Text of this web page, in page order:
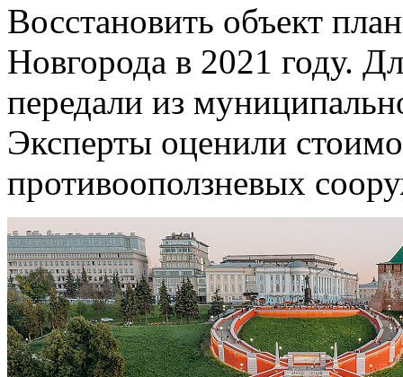
Восстановить объект
Новгорода в 2021 году.
передали из
Эксперты оценили
противооползневых